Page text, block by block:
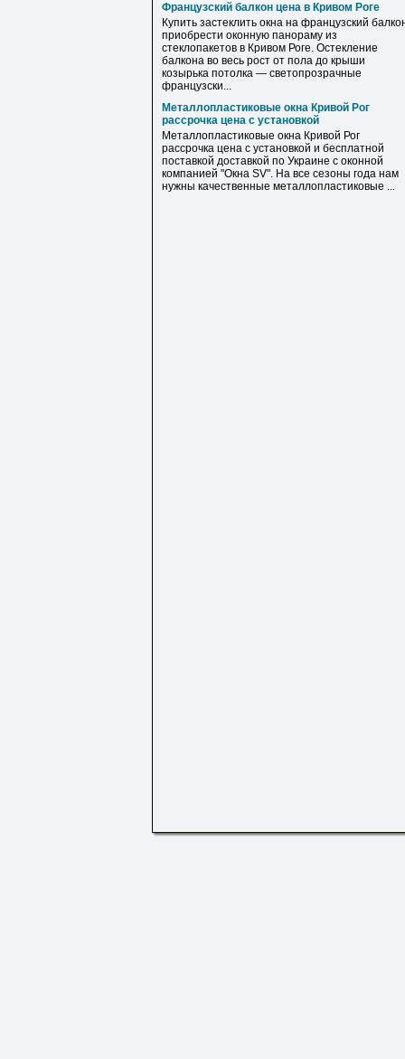
Французский балкон цена в Кривом Роге
Купить застеклить окна на французский
приобрести оконную панораму из
стеклопакетов в Кривом Роге. Остекление
балкона во весь рост от пола до крыши
козырька потолка — светопрозрачные
французски...
Металлопластиковые окна Кривой Рог
рассрочка цена с установкой
Металлопластиковые окна Кривой Рог
рассрочка цена с установкой и бесплатной
поставкой доставкой по Украине с оконной
компанией "Окна SV". На все сезоны года нам
нужны качественные металлопластиковые ...